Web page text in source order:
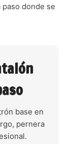
donde se
base en
pernera